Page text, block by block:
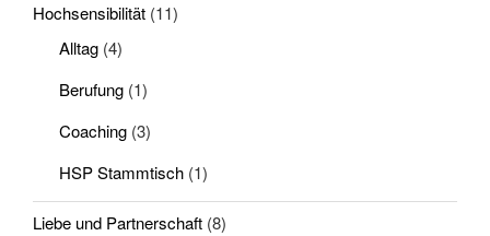
Hochsensibilität (11)
Alltag (4)
Berufung (1)
Coaching (3)
HSP Stammtisch (1)
Liebe und Partnerschaft (8)